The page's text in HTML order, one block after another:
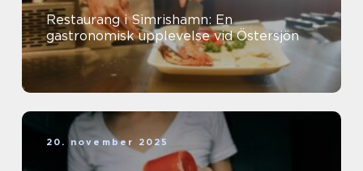
Restaurang i Simrishamn: En
gastronomisk upplevelse vid Östersjön
20. november 2025